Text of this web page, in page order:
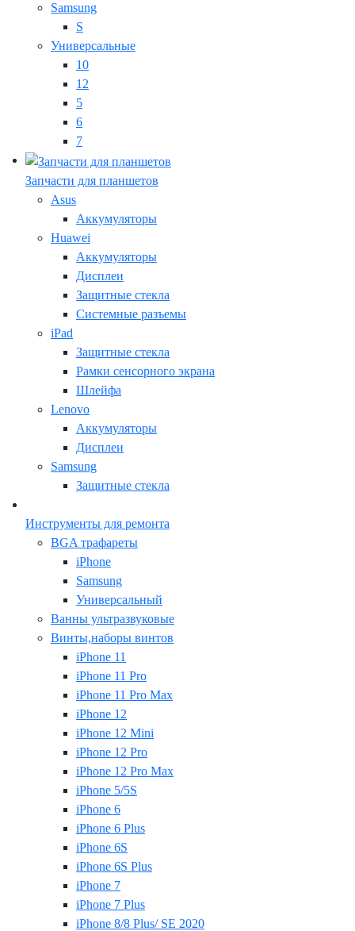
Samsung
S
Универсальные
10
12
5
6
7
Запчасти для планшетов
Asus
Аккумуляторы
Huawei
Аккумуляторы
Дисплеи
Защитные стекла
Системные разъемы
iPad
Защитные стекла
Рамки сенсорного экрана
Шлейфа
Lenovo
Аккумуляторы
Дисплеи
Samsung
Защитные стекла
Инструменты для ремонта
BGA трафареты
iPhone
Samsung
Универсальный
Ванны ультразвуковые
Винты,наборы винтов
iPhone 11
iPhone 11 Pro
iPhone 11 Pro Max
iPhone 12
iPhone 12 Mini
iPhone 12 Pro
iPhone 12 Pro Max
iPhone 5/5S
iPhone 6
iPhone 6 Plus
iPhone 6S
iPhone 6S Plus
iPhone 7
iPhone 7 Plus
iPhone 8/8 Plus/ SE 2020